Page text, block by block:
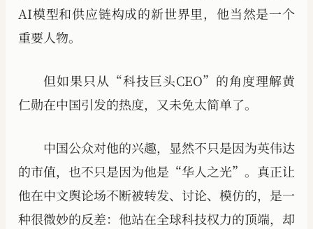
AI模型和供应链构成的新世界里，他当然是一个
重要人物。
但如果只从“科技巨头CEO”的角度理解黄
仁勋在中国引发的热度，又未免太简单了。
中国公众对他的兴趣，显然不只是因为英伟达
的市值，也不只是因为他是“华人之光”。真正让
他在中文舆论场不断被转发、讨论、模仿的，是一
种很微妙的反差：他站在全球科技权力的顶端，却